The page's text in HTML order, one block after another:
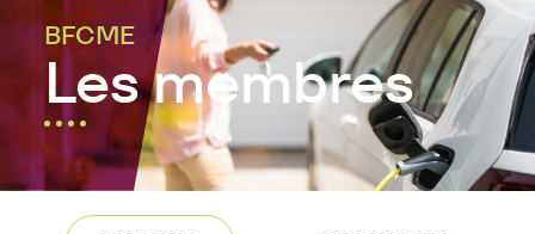
BFCME
Les membres